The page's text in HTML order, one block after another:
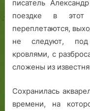
писатель
поездке в этот
переплетаются,
не следуют, под
кровлями, с
сложены из
Сохранилась
времени, на